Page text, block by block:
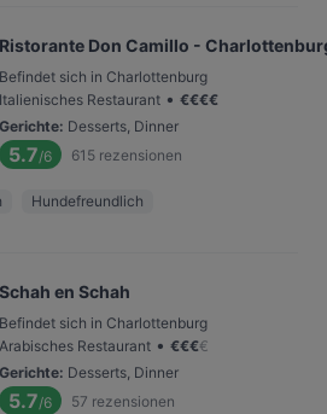
Ristorante Don Camillo -
Befindet sich in Charlottenburg
Italienisches Restaurant • €€€€
Gerichte: Desserts, Dinner
5.7/6 615 rezensionen
Hundefreundlich
Schah en Schah
Befindet sich in Charlottenburg
Arabisches Restaurant • €€€€
Gerichte: Desserts, Dinner
5.7/6 57 rezensionen